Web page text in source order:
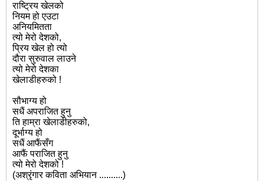
राष्ट्रिय खेलको
नियम हो एउटा
अनियमितता
त्यो मेरो देशको,
प्रिय खेल हो त्यो
दौरा सुरुवाल लाउने
त्यो मेरो देशका
खेलाडीहरुको !
सौभाग्य हो
सधैं अपराजित हुनु
ति हाम्रा खेलाडीहरुको,
दूर्भाग्य हो
सधैं आफैंसँग
आफैं पराजित हुनु
त्यो मेरो देशको !
(अश्रृंगार कविता अभियान‌‌‌ ‌‌‌‌‌‌‌..........)